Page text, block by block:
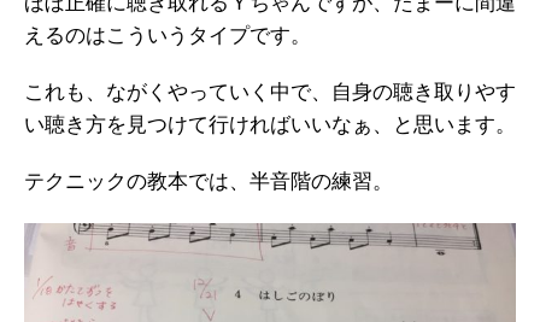
えるのはこういうタイプです。
これも、ながくやっていく中で、自身の聴き取りやす
い聴き方を見つけて行ければいいなぁ、と思います。
テクニックの教本では、半音階の練習。